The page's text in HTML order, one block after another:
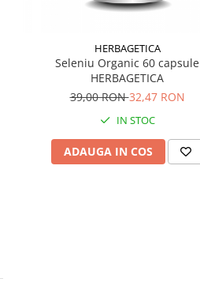
HERBAGETICA
Seleniu Organic 60 capsule
HERBAGETICA
39,00 RON32,47 RON
IN STOC
ADAUGA IN COS